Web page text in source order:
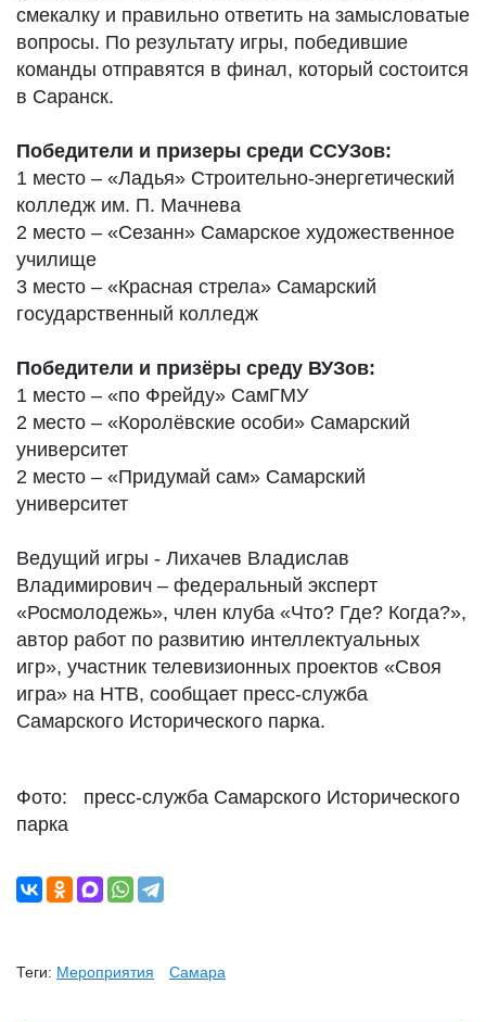
смекалку и правильно ответить на замысловатые
вопросы. По результату игры, победившие
команды отправятся в финал, который состоится
в Саранск.
Победители и призеры среди ССУЗов:
1 место – «Ладья» Строительно-энергетический
колледж им. П. Мачнева
2 место – «Сезанн» Самарское художественное
училище
3 место – «Красная стрела» Самарский
государственный колледж
Победители и призёры среду ВУЗов:
1 место – «по Фрейду» СамГМУ
2 место – «Королёвские особи» Самарский
университет
2 место – «Придумай сам» Самарский
университет
Ведущий игры - Лихачев Владислав
Владимирович – федеральный эксперт
«Росмолодежь», член клуба «Что? Где? Когда?»,
автор работ по развитию интеллектуальных
игр», участник телевизионных проектов «Своя
игра» на НТВ, сообщает пресс-служба
Самарского Исторического парка.
Фото: пресс-служба Самарского Исторического
парка
Теги: Мероприятия Самара